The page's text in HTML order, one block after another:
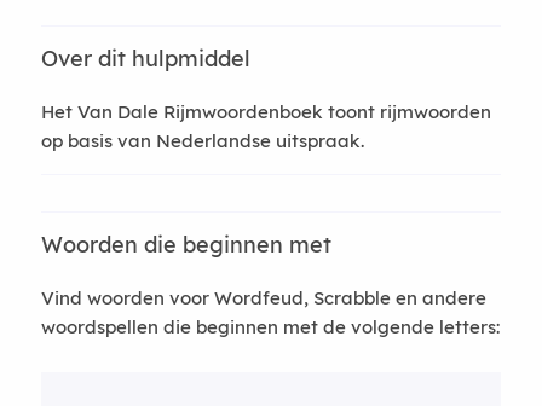
Over dit hulpmiddel
Het Van Dale Rijmwoordenboek toont rijmwoorden
op basis van Nederlandse uitspraak.
Woorden die beginnen met
Vind woorden voor Wordfeud, Scrabble en andere
woordspellen die beginnen met de volgende letters: